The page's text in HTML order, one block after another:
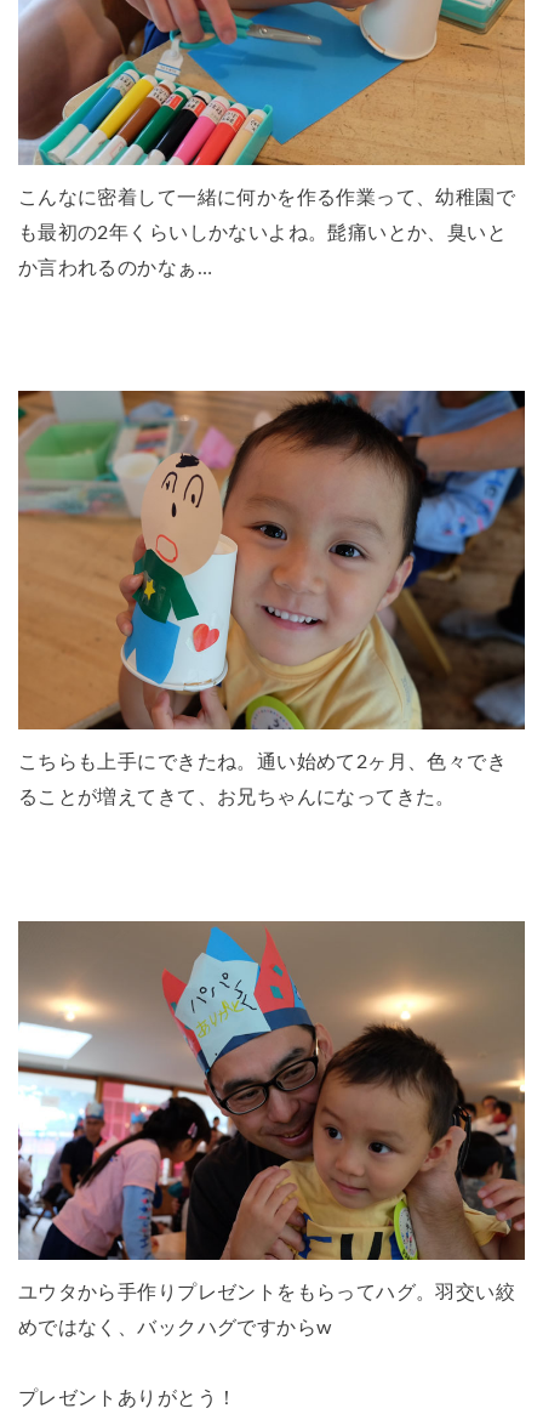
こんなに密着して一緒に何かを作る作業って、幼稚園で
も最初の2年くらいしかないよね。髭痛いとか、臭いと
か言われるのかなぁ…
こちらも上手にできたね。通い始めて2ヶ月、色々でき
ることが増えてきて、お兄ちゃんになってきた。
ユウタから手作りプレゼントをもらってハグ。羽交い絞
めではなく、バックハグですからw
プレゼントありがとう！